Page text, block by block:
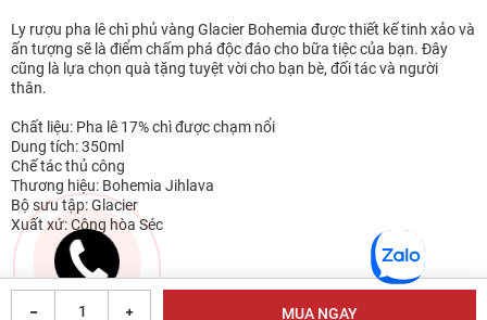
Ly rượu pha lê chì phủ vàng Glacier Bohemia được thiết kế tinh xảo và
ấn tượng sẽ là điểm chấm phá độc đáo cho bữa tiệc của bạn. Đây
cũng là lựa chọn quà tặng tuyệt vời cho bạn bè, đối tác và người
thân.
Chất liệu: Pha lê 17% chì được chạm nổi
Dung tích: 350ml
Chế tác thủ công
Thương hiệu: Bohemia Jihlava
Bộ sưu tập: Glacier
Xuất xứ: Cộng hòa Séc